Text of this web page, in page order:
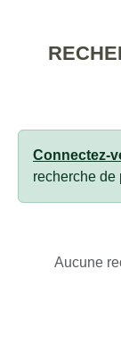
Connectez-
recherche de
Aucune